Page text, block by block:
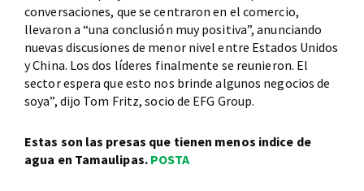
conversaciones, que se centraron en el comercio,
llevaron a “una conclusión muy positiva”, anunciando
nuevas discusiones de menor nivel entre Estados Unidos
y China. Los dos líderes finalmente se reunieron. El
sector espera que esto nos brinde algunos negocios de
soya”, dijo Tom Fritz, socio de EFG Group.
Estas son las presas que tienen menos indice de
agua en Tamaulipas. POSTA